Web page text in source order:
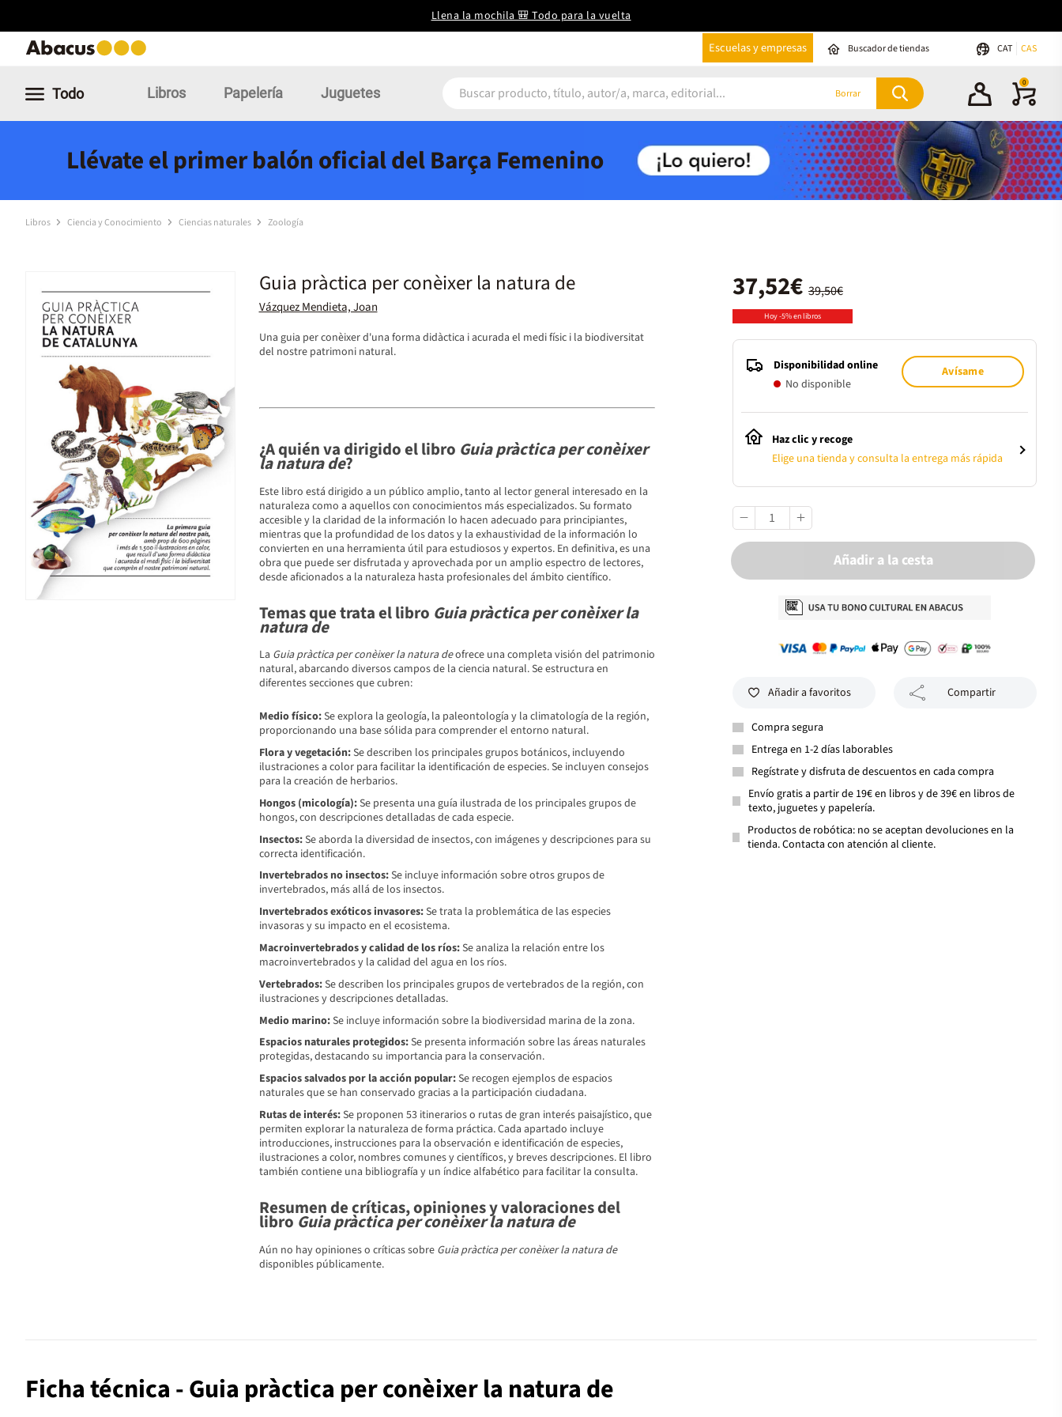
Llena la mochila 🎒 Todo para la vuelta
Escuelas y empresas Buscador de tiendas CAT CAS
Todo Libros Papelería Juguetes Borrar
0
Llévate el primer balón oficial del Barça Femenino
Libros Ciencia y Conocimiento Ciencias naturales Zoología
Guia pràctica per conèixer la natura de
Vázquez Mendieta, Joan
Una guia per conèixer d'una forma didàctica i acurada el medi físic i la biodiversitat
del nostre patrimoni natural.
¿A quién va dirigido el libro Guia pràctica per conèixer
la natura de?
Este libro está dirigido a un público amplio, tanto al lector general interesado en la
naturaleza como a aquellos con conocimientos más especializados. Su formato
accesible y la claridad de la información lo hacen adecuado para principiantes,
mientras que la profundidad de los datos y la exhaustividad de la información lo
convierten en una herramienta útil para estudiosos y expertos. En definitiva, es una
obra que puede ser disfrutada y aprovechada por un amplio espectro de lectores,
desde aficionados a la naturaleza hasta profesionales del ámbito científico.
Temas que trata el libro Guia pràctica per conèixer la
natura de
La Guia pràctica per conèixer la natura deofrece una completa visión del patrimonio
natural, abarcando diversos campos de la ciencia natural. Se estructura en
diferentes secciones que cubren:
Medio físico:Se explora la geología, la paleontología y la climatología de la región,
proporcionando una base sólida para comprender el entorno natural.
Flora y vegetación:Se describen los principales grupos botánicos, incluyendo
ilustraciones a color para facilitar la identificación de especies. Se incluyen consejos
para la creación de herbarios.
Hongos (micología):Se presenta una guía ilustrada de los principales grupos de
hongos, con descripciones detalladas de cada especie.
Insectos:Se aborda la diversidad de insectos, con imágenes y descripciones para su
correcta identificación.
Invertebrados no insectos:Se incluye información sobre otros grupos de
invertebrados, más allá de los insectos.
Invertebrados exóticos invasores:Se trata la problemática de las especies
invasoras y su impacto en el ecosistema.
Macroinvertebrados y calidad de los ríos:Se analiza la relación entre los
macroinvertebrados y la calidad del agua en los ríos.
Vertebrados:Se describen los principales grupos de vertebrados de la región, con
ilustraciones y descripciones detalladas.
Medio marino:Se incluye información sobre la biodiversidad marina de la zona.
Espacios naturales protegidos:Se presenta información sobre las áreas naturales
protegidas, destacando su importancia para la conservación.
Espacios salvados por la acción popular:Se recogen ejemplos de espacios
naturales que se han conservado gracias a la participación ciudadana.
Rutas de interés:Se proponen 53 itinerarios o rutas de gran interés paisajístico, que
permiten explorar la naturaleza de forma práctica. Cada apartado incluye
introducciones, instrucciones para la observación e identificación de especies,
ilustraciones a color, nombres comunes y científicos, y breves descripciones. El libro
también contiene una bibliografía y un índice alfabético para facilitar la consulta.
Resumen de críticas, opiniones y valoraciones del
libro Guia pràctica per conèixer la natura de
Aún no hay opiniones o críticas sobre Guia pràctica per conèixer la natura de
disponibles públicamente.
39,50€
37,52€
Hoy -5% en libros
Disponibilidad online
No disponible
Avísame
Haz clic y recoge
Elige una tienda y consulta la entrega más rápida
Añadir a la cesta
Añadir a favoritos Compartir
Compra segura
Entrega en 1-2 días laborables
Regístrate y disfruta de descuentos en cada compra
Envío gratis a partir de 19€ en libros y de 39€ en libros de
texto, juguetes y papelería.
Productos de robótica: no se aceptan devoluciones en la
tienda. Contacta con atención al cliente.
Ficha técnica - Guia pràctica per conèixer la natura de